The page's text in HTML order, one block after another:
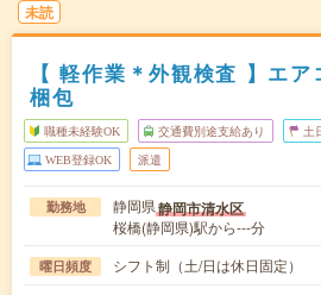
未読
【 軽作業＊外観検査 】エア
梱包
職種未経験OK 交通費別途支給あり 土
WEB登録OK 派遣
勤務地 静岡県静岡市清水区
桜橋(静岡県)駅から---分
曜日頻度 シフト制（土/日は休日固定）